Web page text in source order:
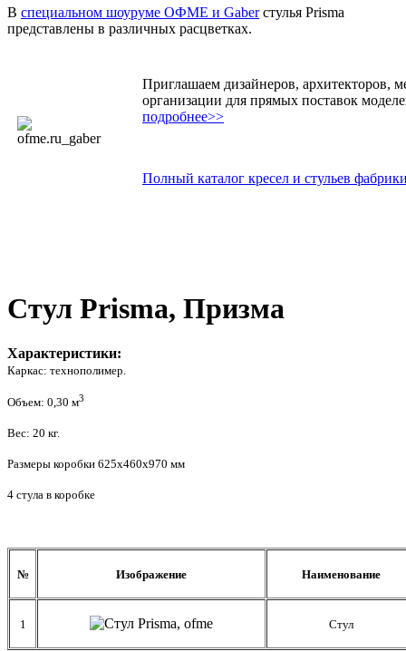
В специальном шоуруме ОФМЕ и Gaberстулья Prisma
представлены в различных расцветках.
Приглашаем дизайнеров, архитекторов,
организации для прямых поставок
подробнее>>
Полный каталог кресел и стульев
Стул Prisma, Призма
Характеристики:
Каркас: технополимер.
Объем: 0,30 м3
Вес: 20 кг.
Размеры коробки 625x460x970 мм
4 стула в коробке
№ Изображение Наименование
1 Стул